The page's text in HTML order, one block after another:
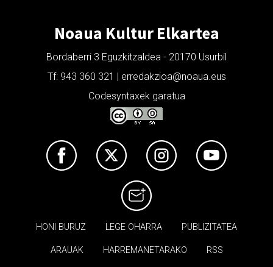
Noaua Kultur Elkartea
Bordaberri 3 Eguzkitzaldea - 20170 Usurbil
Tf: 943 360 321 | erredakzioa@noaua.eus
Codesyntaxek garatua
HONI BURUZ LEGE OHARRA PUBLIZITATEA
ARAUAK HARREMANETARAKO RSS